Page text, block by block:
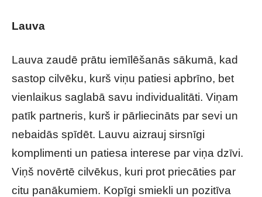
Lauva
Lauva zaudē prātu iemīlēšanās sākumā, kad
sastop cilvēku, kurš viņu patiesi apbrīno, bet
vienlaikus saglabā savu individualitāti. Viņam
patīk partneris, kurš ir pārliecināts par sevi un
nebaidās spīdēt. Lauvu aizrauj sirsnīgi
komplimenti un patiesa interese par viņa dzīvi.
Viņš novērtē cilvēkus, kuri prot priecāties par
citu panākumiem. Kopīgi smiekli un pozitīva